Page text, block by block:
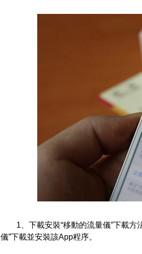
1、下載安裝“移動的流量儀”下載
儀”下載並安裝該App程序。